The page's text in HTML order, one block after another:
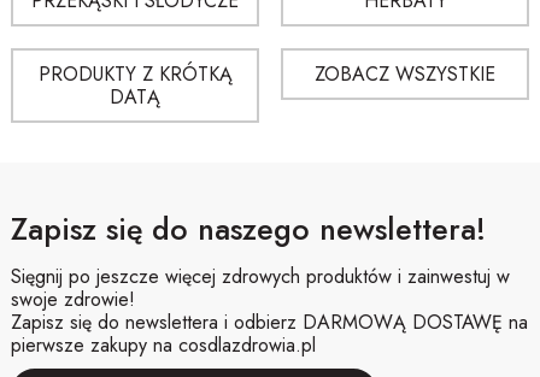
Dlaczego jagody goji są tak popularne?
• mają charakterystyczny, lekko słodko‑kwaśny smak
• pasują zarówno do deserów, jak i przekąsek
Wartości odżywcze jagód goji (na 100 g, wartości
orientacyjne)
SKŁADNIK ILOŚĆ
PRODUKTY Z KRÓTKĄ
DATĄ
ZOBACZ WSZYSTKIE
Zapisz się do naszego newslettera!
Sięgnij po jeszcze więcej zdrowych produktów i zainwestuj w
swoje zdrowie!
Zapisz się do newslettera i odbierz DARMOWĄ DOSTAWĘ na
pierwsze zakupy na cosdlazdrowia.pl